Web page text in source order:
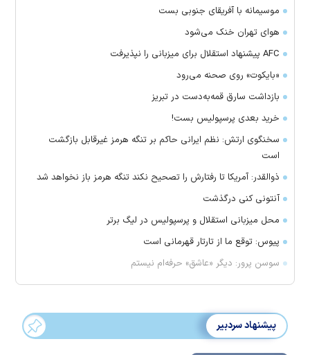
موسیمانه با آفریقای جنوبی بست
هوای تهران خنک می‌شود
AFC پیشنهاد استقلال برای میزبانی را نپذیرفت
«بایکوت» روی صحنه می‌رود
بازداشت سارق قمه‌به‌دست در تبریز
خرید بعدی پرسپولیس بست!
سخنگوی ارتش: نظم ایرانی حاکم بر تنگه هرمز غیرقابل بازگشت
است
ذوالقدر: آمریکا تا رفتارش را تصحیح نکند تنگه هرمز باز نخواهد شد
آنتونی کنی درگذشت
محل میزبانی استقلال و پرسپولیس در لیگ برتر
پیوس: توقع ما از تارتار قهرمانی است
سوسن پرور: دیگر «عاشق» حرفه‌ام نیستم
پیشنهاد سردبیر